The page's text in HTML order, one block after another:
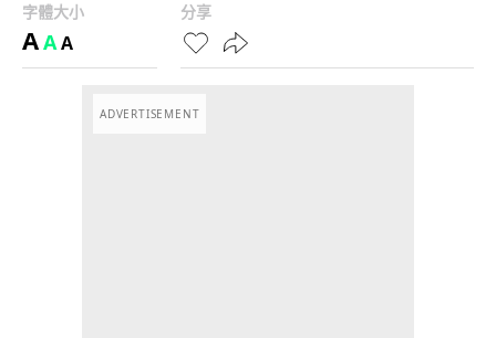
字體大小
AAA
分享
ADVERTISEMENT